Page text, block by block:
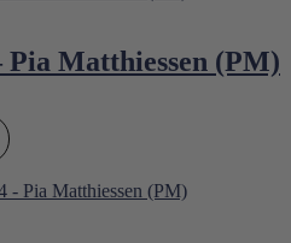
Pia Matthiessen (PM)